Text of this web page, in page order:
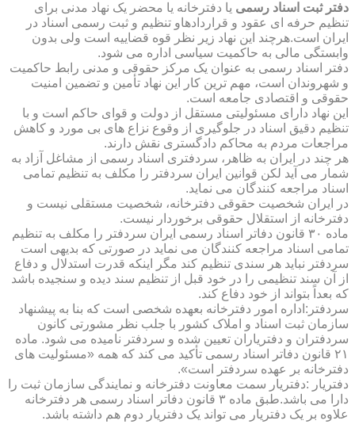
دفتر ثبت اسناد رسمی یا دفترخانه یا محضر یک نهاد مدنی برای
تنظیم حرفه ای عقود و قراردادهاو تنظیم و ثبت رسمی اسناد در
ایران است.هرچند این نهاد زیر نظر قوه قضاییه است ولی بدون
وابستگی مالی به حاکمیت سیاسی اداره می شود.
دفتر اسناد رسمی به عنوان یک مرکز حقوقی و مدنی رابط حاکمیت
و شهروندان است، مهم ترین کار این نهاد تأمین و تضمین امنیت
حقوقی و اقتصادی جامعه است.
این نهاد دارای مسئولیتی مستقل از دولت و قوای حاکم است و با
تنظیم دقیق اسناد در جلوگیری از وقوع نزاع های بی مورد و کاهش
مراجعات مردم به محاکم دادگستری نقش دارند.
هر چند در ایران به ظاهر، سردفتری اسناد رسمی از مشاغل آزاد به
شمار می آید لکن قوانین ایران سردفتر را مکلف به تنظیم تمامی
اسناد مراجعه کنندگان می نماید.
در ایران شخصیت حقوقی دفترخانه، شخصیت مستقلی نیست و
دفترخانه از استقلال حقوقی برخوردار نیست.
ماده ۳۰ قانون دفاتر اسناد رسمی ایران سردفتر را مکلف به تنظیم
تمامی اسناد مراجعه کنندگان می نماید در صورتی که بدیهی است
سردفتر نباید هر سندی تنظیم کند مگر اینکه قدرت استدلال و دفاع
از آن سند تنظیمی را در خود قبل از تنظیم سند دیده و سنجیده باشد
که بعداً بتواند از خود دفاع کند.
سردفتر:اداره امور دفترخانه بعهده شخصی است که بنا به پیشنهاد
سازمان ثبت اسناد و املاک کشور با جلب نظر مشورتی کانون
سردفتران و دفتریاران تعیین شده و سردفتر نامیده می شود. ماده
۲۱ قانون دفاتر اسناد رسمی تأکید می کند که همه «مسئولیت های
دفترخانه بر عهده سردفتر است».
دفتریار :دفتریار سمت معاونت دفترخانه و نمایندگی سازمان ثبت را
دارا می باشد.طبق ماده ۳ قانون دفاتر اسناد رسمی هر دفترخانه
علاوه بر یک دفتریار می تواند یک دفتریار دوم هم داشته باشد.